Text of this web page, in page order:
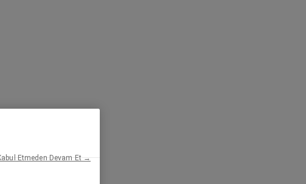
Etmeden Devam Et →